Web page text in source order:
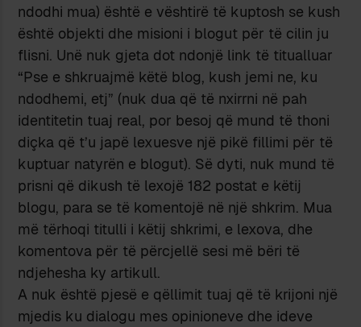
ndodhi mua) është e vështirë të kuptosh se kush
është objekti dhe misioni i blogut për të cilin ju
flisni. Unë nuk gjeta dot ndonjë link të titualluar
“Pse e shkruajmë këtë blog, kush jemi ne, ku
ndodhemi, etj” (nuk dua që të nxirrni në pah
identitetin tuaj real, por besoj që mund të thoni
diçka që t’u japë lexuesve një pikë fillimi për të
kuptuar natyrën e blogut). Së dyti, nuk mund të
prisni që dikush të lexojë 182 postat e këtij
blogu, para se të komentojë në një shkrim. Mua
më tërhoqi titulli i këtij shkrimi, e lexova, dhe
komentova për të përcjellë sesi më bëri të
ndjehesha ky artikull.
A nuk është pjesë e qëllimit tuaj që të krijoni një
mjedis ku dialogu mes opinioneve dhe ideve